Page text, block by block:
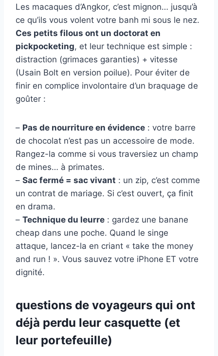
Les macaques d’Angkor, c’est mignon… jusqu’à
ce qu’ils vous volent votre banh mi sous le nez.
Ces petits filous ont un doctorat en
pickpocketing, et leur technique est simple :
distraction (grimaces garanties) + vitesse
(Usain Bolt en version poilue). Pour éviter de
finir en complice involontaire d’un braquage de
goûter :
– Pas de nourriture en évidence : votre barre
de chocolat n’est pas un accessoire de mode.
Rangez-la comme si vous traversiez un champ
de mines… à primates.
– Sac fermé = sac vivant : un zip, c’est comme
un contrat de mariage. Si c’est ouvert, ça finit
en drama.
– Technique du leurre : gardez une banane
cheap dans une poche. Quand le singe
attaque, lancez-la en criant « take the money
and run ! ». Vous sauvez votre iPhone ET votre
dignité.
questions de voyageurs qui ont
déjà perdu leur casquette (et
leur portefeuille)